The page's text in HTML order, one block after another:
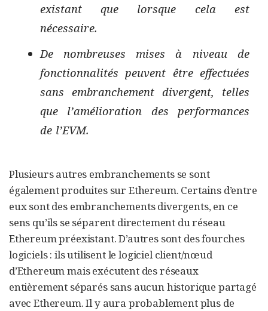
existant que lorsque cela est
nécessaire.
De nombreuses mises à niveau de
fonctionnalités peuvent être effectuées
sans embranchement divergent, telles
que l’amélioration des performances
de l’EVM.
Plusieurs autres embranchements se sont
également produites sur Ethereum. Certains d’entre
eux sont des embranchements divergents, en ce
sens qu’ils se séparent directement du réseau
Ethereum préexistant. D’autres sont des fourches
logiciels : ils utilisent le logiciel client/nœud
d’Ethereum mais exécutent des réseaux
entièrement séparés sans aucun historique partagé
avec Ethereum. Il y aura probablement plus de